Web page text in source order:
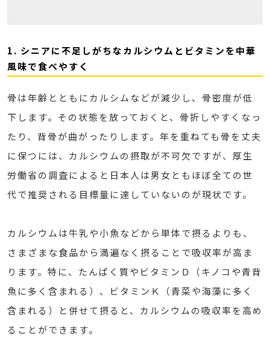
1. シニアに不足しがちなカルシウムとビタミンを中華
風味で食べやすく
骨は年齢とともにカルシムなどが減少し、骨密度が低
下します。その状態を放っておくと、骨折しやすくなっ
たり、背骨が曲がったりします。年を重ねても骨を丈夫
に保つには、カルシウムの摂取が不可欠ですが、厚生
労働省の調査によると日本人は男女ともほぼ全ての世
代で推奨される目標量に達していないのが現状です。
カルシウムは牛乳や小魚などから単体で摂るよりも、
さまざまな食品から満遍なく摂ることで吸収率が高ま
ります。特に、たんぱく質やビタミンＤ（キノコや青背
魚に多く含まれる）、ビタミンＫ（青菜や海藻に多く
含まれる）と併せて摂ると、カルシウムの吸収率を高め
ることができます。